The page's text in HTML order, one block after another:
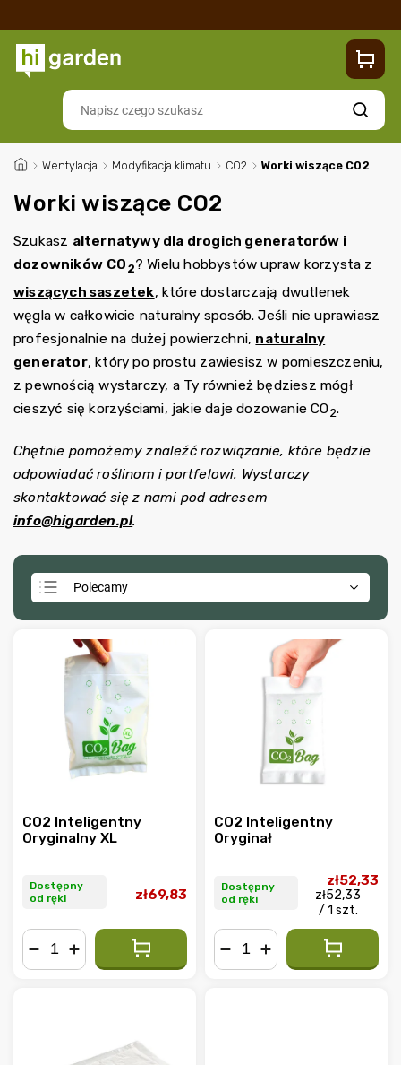
Contacts
Szukaj
/ Wentylacja / Modyfikacja klimatu / CO2 / Worki wiszące CO2
Worki wiszące CO2
Szukasz alternatywy dla drogich generatorów i
dozowników CO 2? Wielu hobbystów upraw korzysta z
wiszących saszetek, które dostarczają dwutlenek
węgla w całkowicie naturalny sposób. Jeśli nie uprawiasz
profesjonalnie na dużej powierzchni, naturalny
generator, który po prostu zawiesisz w pomieszczeniu,
z pewnością wystarczy, a Ty również będziesz mógł
cieszyć się korzyściami, jakie daje dozowanie CO2.
Chętnie pomożemy znaleźć rozwiązanie, które będzie
odpowiadać roślinom i portfelowi. Wystarczy
skontaktować się z nami pod adresem
info@higarden.pl.
Polecamy
Najdroższe
Najczęściej sprzedawane
Alfabetycznie
CO2 Inteligentny
Oryginalny XL
Dostępny
od ręki
zł69,83
CO2 Inteligentny
Oryginał
Dostępny
od ręki
zł52,33
zł52,33
/ 1 szt.